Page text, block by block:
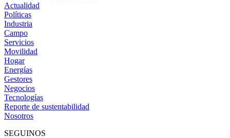
Actualidad
Políticas
Industria
Campo
Servicios
Movilidad
Hogar
Energías
Gestores
Negocios
Tecnologías
Reporte de sustentabilidad
Nosotros
SEGUINOS